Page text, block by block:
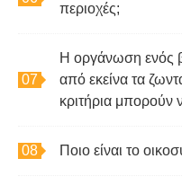
περιοχές;
Η οργάνωση ενός
από εκείνα τα
κριτήρια μπορούν
Ποιο είναι το